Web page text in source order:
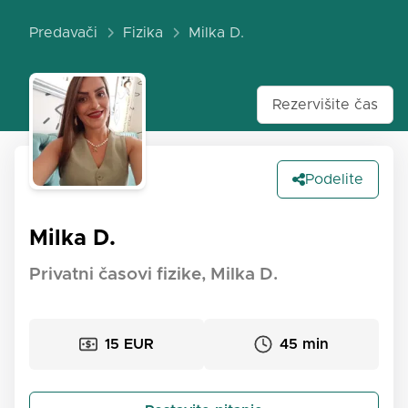
Predavači Fizika Milka D.
Rezervišite čas
Podelite
Milka D.
Privatni časovi fizike, Milka D.
15 EUR 45 min